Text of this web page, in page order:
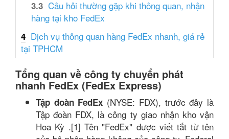
3.3 Câu hỏi thường gặp khi thông quan, nhận
hàng tại kho FedEx
4 Dịch vụ thông quan hàng FedEx nhanh, giá rẻ
tại TPHCM
Tổng quan về công ty chuyển phát
nhanh FedEx (FedEx Express)
Tập đoàn FedEx (NYSE: FDX), trước đây là
Tập đoàn FDX, là công ty giao nhận kho vận
Hoa Kỳ .[1] Tên "FedEx" được viết tắt từ tên